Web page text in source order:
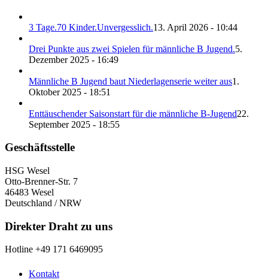
3 Tage.70 Kinder.Unvergesslich.13. April 2026 - 10:44
Drei Punkte aus zwei Spielen für männliche B Jugend.5.
Dezember 2025 - 16:49
Männliche B Jugend baut Niederlagenserie weiter aus1.
Oktober 2025 - 18:51
Enttäuschender Saisonstart für die männliche B-Jugend22.
September 2025 - 18:55
Geschäftsstelle
HSG Wesel
Otto-Brenner-Str. 7
46483 Wesel
Deutschland / NRW
Direkter Draht zu uns
Hotline +49 171 6469095
Kontakt